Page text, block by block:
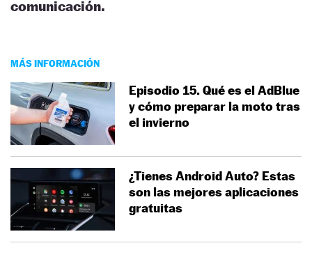
comunicación.
MÁS INFORMACIÓN
Episodio 15. Qué es el AdBlue
y cómo preparar la moto tras
el invierno
¿Tienes Android Auto? Estas
son las mejores aplicaciones
gratuitas